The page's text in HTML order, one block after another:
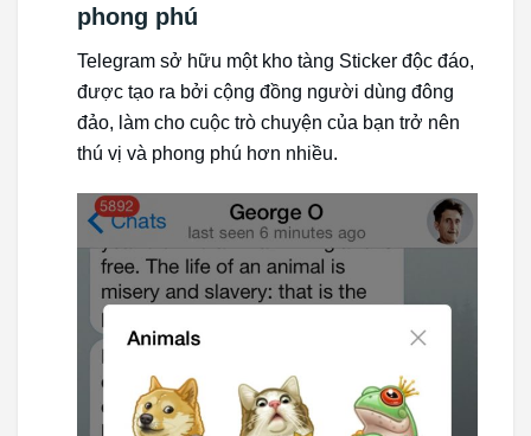
phong phú
Telegram sở hữu một kho tàng Sticker độc đáo,
được tạo ra bởi cộng đồng người dùng đông
đảo, làm cho cuộc trò chuyện của bạn trở nên
thú vị và phong phú hơn nhiều.